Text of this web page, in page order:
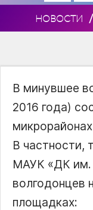
НОВОСТИ /
В минувшее
2016 года)
В частности,
МАУК «ДК им.
волгодонцев
площадках: